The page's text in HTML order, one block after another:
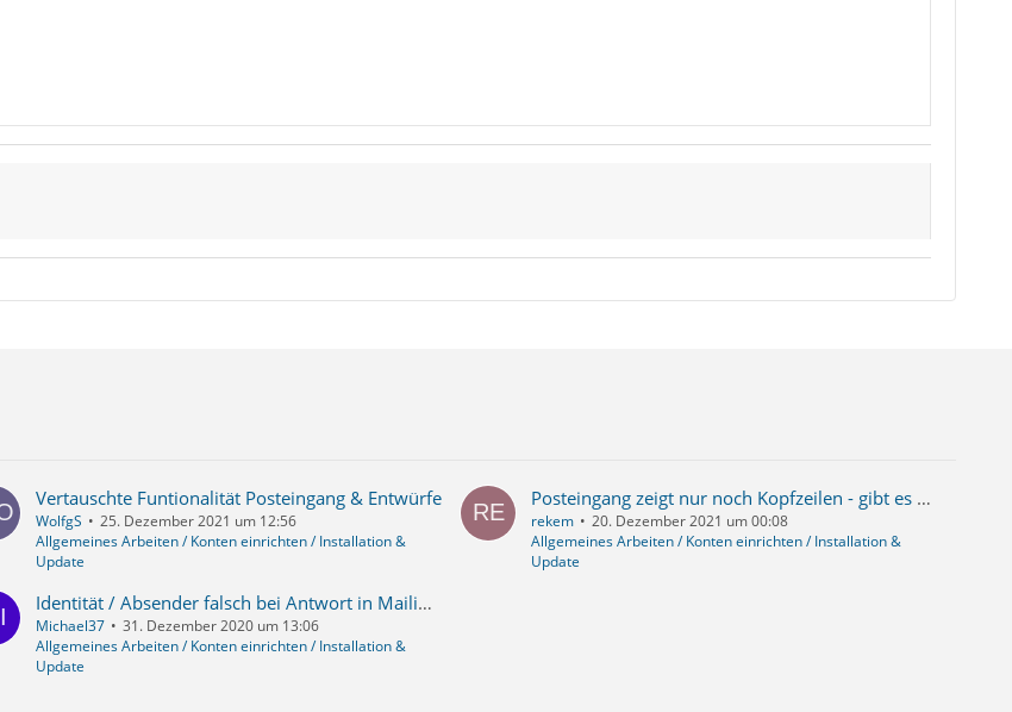
Vertauschte Funtionalität Posteingang & Entwürfe
WolfgS
25. Dezember 2021 um 12:56
Allgemeines Arbeiten / Konten einrichten / Installation &
Update
Posteingang zeigt nur noch Kopfzeilen - gibt es eine Reparatur
rekem
20. Dezember 2021 um 00:08
Allgemeines Arbeiten / Konten einrichten / Installation &
Update
Identität / Absender falsch bei Antwort in Mailinglisten
Michael37
31. Dezember 2020 um 13:06
Allgemeines Arbeiten / Konten einrichten / Installation &
Update